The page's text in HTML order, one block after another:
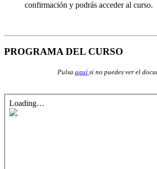
confirmación y podrás acceder al curso.
PROGRAMA DEL CURSO
Pulsa aquísi no puedes ver el